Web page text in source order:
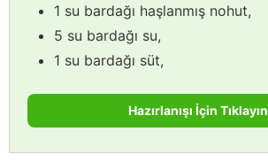
1 su bardağı haşlanmış nohut,
5 su bardağı su,
1 su bardağı süt,
Hazırlanışı İçin Tıklayın